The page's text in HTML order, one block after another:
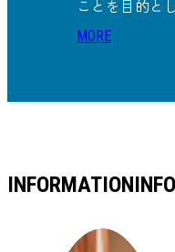
ことを目的と
MORE
INFORMATION